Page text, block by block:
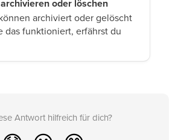
oder löschen
archiviert oder gelöscht
das funktioniert, erfährst du
Antwort hilfreich für dich?